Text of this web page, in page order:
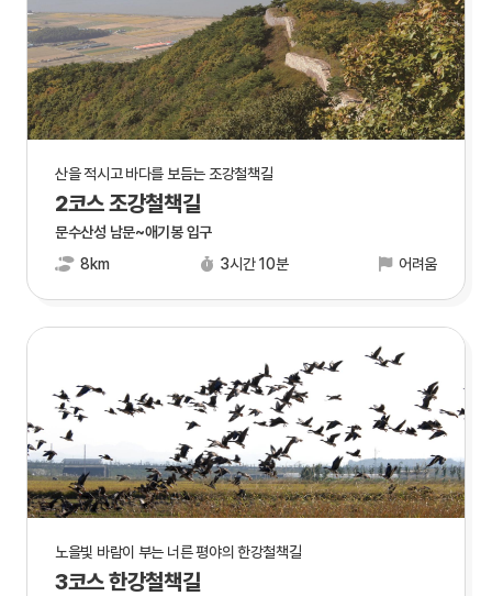
산을 적시고 바다를 보듬는 조강철책길
2코스 조강철책길
문수산성 남문~애기봉 입구
8km
3시간 10분 어려움
노을빛 바람이 부는 너른 평야의 한강철책길
3코스 한강철책길